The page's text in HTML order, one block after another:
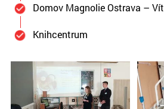
Domov Magnolie Ostrava –
Knihcentrum